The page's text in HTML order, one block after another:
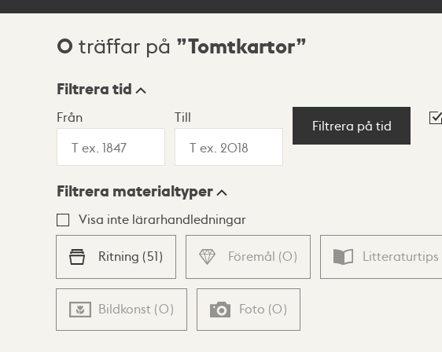
Sökresultat
0 träffar på Tomtkartor
Visningsläge
Lista Karta
Filtrera tid
Från Till
Filtrera på tid
Filtrera materialtyper
Visa inte lärarhandledningar
Ritning (51) Föremål (0) Litteraturtips
Bildkonst (0) Foto (0)